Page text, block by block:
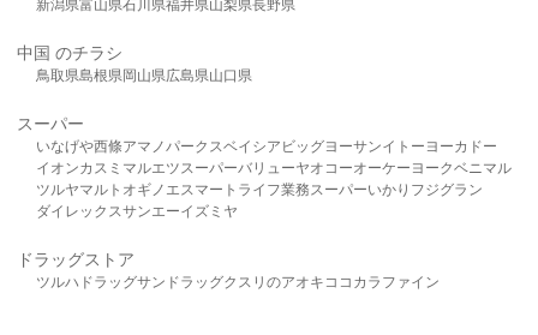
新潟県富山県石川県福井県山梨県長野県
中国 のチラシ
鳥取県島根県岡山県広島県山口県
スーパー
いなげや西條アマノパークスベイシア ビッグヨーサンイトーヨーカドー
イオンカスミ マルエツスーパーバリューヤオコーオーケー ヨークベニマル
ツルヤマルト オギノ エスマート ライフ業務スーパーいかり フジグラン
ダイレックスサンエーイズミヤ
ドラッグストア
ツルハドラッグサンドラッグクスリのアオキ ココカラファイン